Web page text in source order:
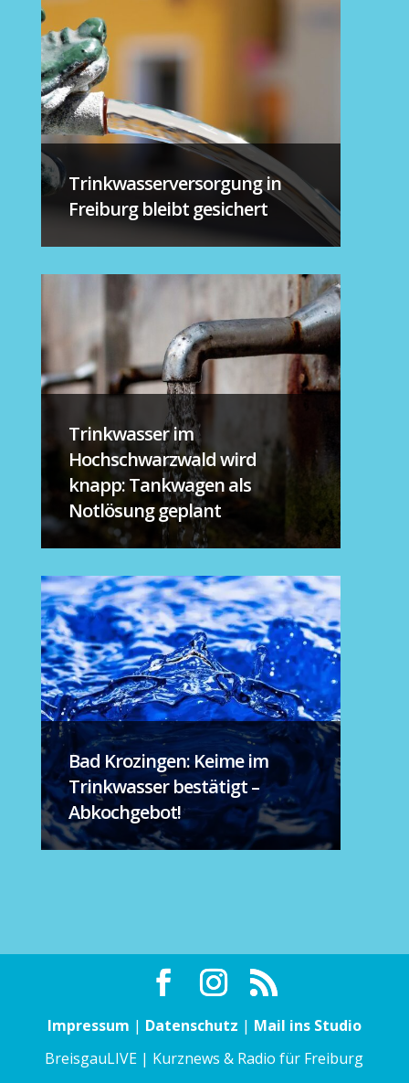
Trinkwasserversorgung in
Freiburg bleibt gesichert
Trinkwasser im
Hochschwarzwald wird
knapp: Tankwagen als
Notlösung geplant
Bad Krozingen: Keime im
Trinkwasser bestätigt –
Abkochgebot!
Impressum | Datenschutz | Mail ins Studio
BreisgauLIVE | Kurznews & Radio für Freiburg